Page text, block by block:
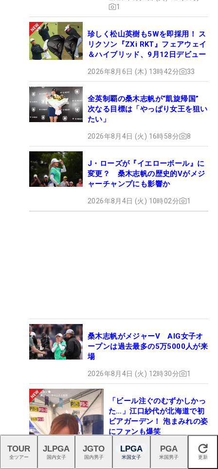
1
珍しく松山英樹も5Wを即採用！ ス
リクソン『ZXi RKT』フェアウェイ
＆ハイブリッド、9月12日デビュー
2026年8月6日 (木) 13時42分 33
全英制覇の桑木志帆が“凱旋帰国”
次なる目標は「やっぱり女王を狙い
たい」
2026年8月4日 (火) 16時58分 8
J・ローズが『イエローボール』に
変更？ 桑木志帆の歴史的Vがメジ
ャーチャンプにも影響か
2026年8月4日 (火) 10時02分 1
桑木志帆がメジャーV AIG女子オ
ープンは過去最多の5万5000人が来
場
2026年8月4日 (火) 12時30分 1
「ビール注ぐのむずかしかっ
た…」江口紗代が北海道で初
ビアガーデン！ 泡まみれの姿
にファンも爆笑
2026年8月6日 (木) 13時27分
閉じる
TOUR
全ツアー
JLPGA
国内女子
JGTO
国内男子
LPGA
米国女子
PGA
米国男子 更新